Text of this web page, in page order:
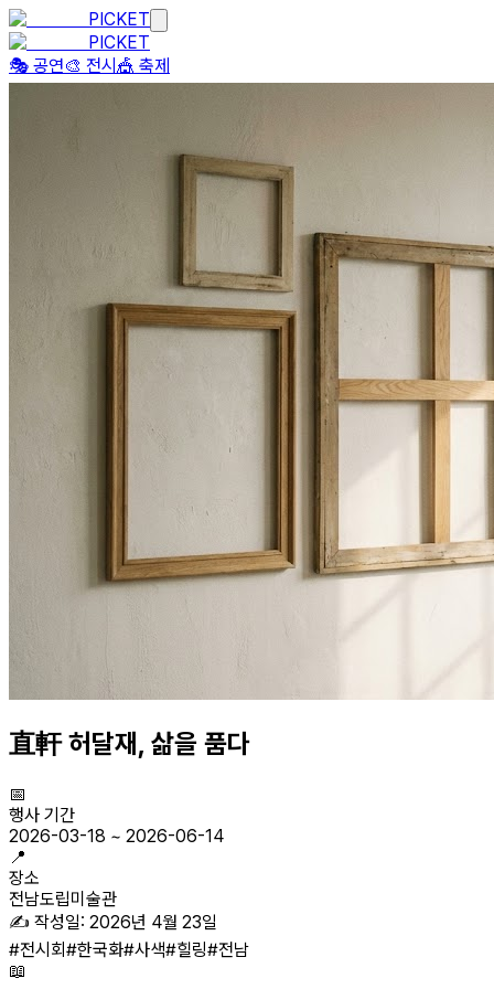
PICKET
PICKET
🎭 공연🎨 전시 🎪 축제
直軒 허달재, 삶을 품다
📅
행사 기간
2026-03-18 ~ 2026-06-14
📍
장소
전남도립미술관
✍️ 작성일: 2026년 4월 23일
#전시회#한국화#사색#힐링#전남
📖